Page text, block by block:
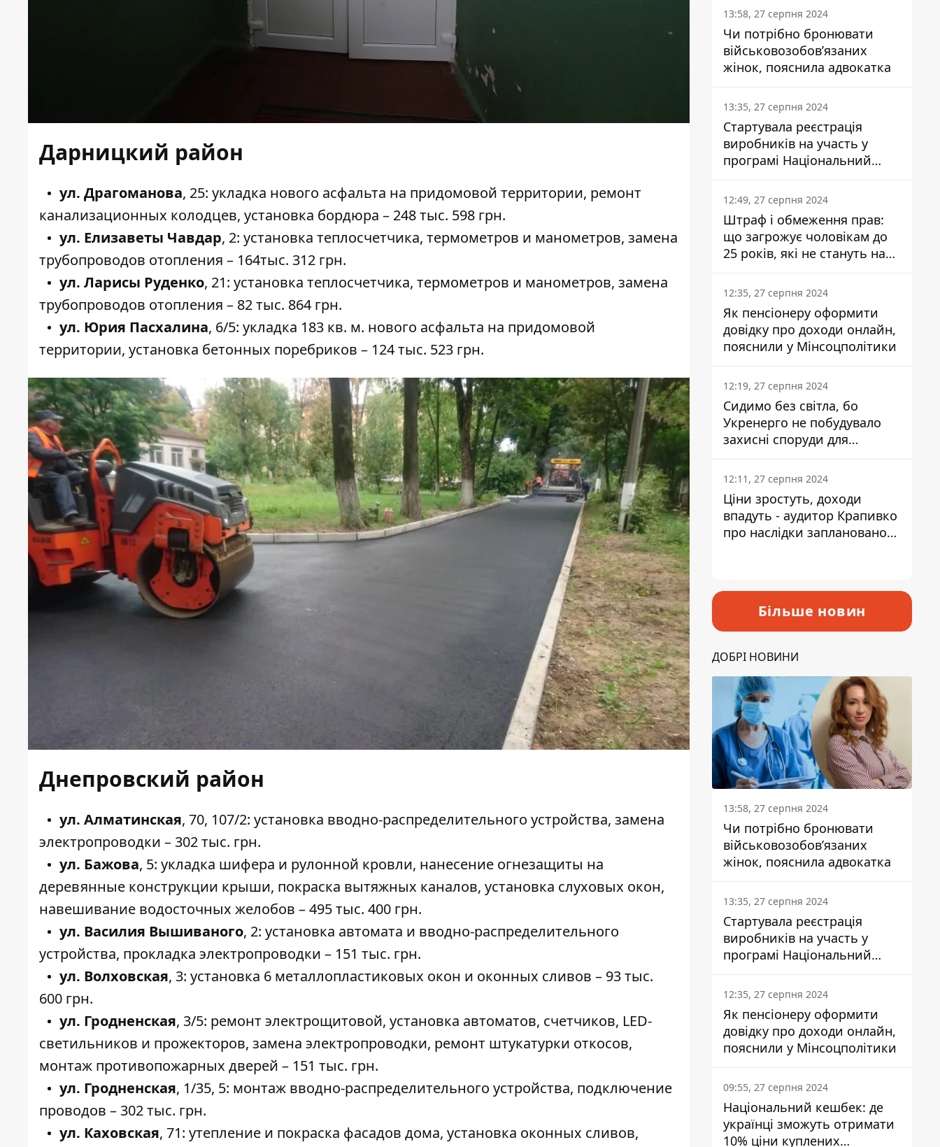
Дарницкий район
ул. Драгоманова, 25: укладка нового асфальта на придомовой территории, ремонт
канализационных колодцев, установка бордюра – 248 тыс. 598 грн.
ул. Елизаветы Чавдар, 2: установка теплосчетчика, термометров и манометров, замена
трубопроводов отопления – 164тыс. 312 грн.
ул. Ларисы Руденко, 21: установка теплосчетчика, термометров и манометров, замена
трубопроводов отопления – 82 тыс. 864 грн.
ул. Юрия Пасхалина, 6/5: укладка 183 кв. м. нового асфальта на придомовой
территории, установка бетонных поребриков – 124 тыс. 523 грн.
Днепровский район
ул. Алматинская, 70, 107/2: установка вводно-распределительного устройства, замена
электропроводки – 302 тыс. грн.
ул. Бажова, 5: укладка шифера и рулонной кровли, нанесение огнезащиты на
деревянные конструкции крыши, покраска вытяжных каналов, установка слуховых окон,
навешивание водосточных желобов – 495 тыс. 400 грн.
ул. Василия Вышиваного, 2: установка автомата и вводно-распределительного
устройства, прокладка электропроводки – 151 тыс. грн.
ул. Волховская, 3: установка 6 металлопластиковых окон и оконных сливов – 93 тыс.
600 грн.
ул. Гродненская, 3/5: ремонт электрощитовой, установка автоматов, счетчиков, LED-
светильников и прожекторов, замена электропроводки, ремонт штукатурки откосов,
монтаж противопожарных дверей – 151 тыс. грн.
ул. Гродненская, 1/35, 5: монтаж вводно-распределительного устройства, подключение
проводов – 302 тыс. грн.
ул. Каховская, 71: утепление и покраска фасадов дома, установка оконных сливов,
13:58, 27 серпня 2024
Чи потрібно бронювати
військовозобов’язаних
жінок, пояснила адвокатка
13:35, 27 серпня 2024
Стартувала реєстрація
виробників на участь у
програмі Національний
кешбек: як це зробити
через портал Дія
12:49, 27 серпня 2024
Штраф і обмеження прав:
що загрожує чоловікам до
25 років, які не стануть на
військовий облік
12:35, 27 серпня 2024
Як пенсіонеру оформити
довідку про доходи онлайн,
пояснили у Мінсоцполітики
12:19, 27 серпня 2024
Сидимо без світла, бо
Укренерго не побудувало
захисні споруди для
енергетики - нардеп
Кучеренко
12:11, 27 серпня 2024
Ціни зростуть, доходи
впадуть - аудитор Крапивко
про наслідки запланованого
Більше новин
ДОБРІ НОВИНИ
13:58, 27 серпня 2024
Чи потрібно бронювати
військовозобов’язаних
жінок, пояснила адвокатка
13:35, 27 серпня 2024
Стартувала реєстрація
виробників на участь у
програмі Національний
кешбек: як це зробити
через портал Дія
12:35, 27 серпня 2024
Як пенсіонеру оформити
довідку про доходи онлайн,
пояснили у Мінсоцполітики
09:55, 27 серпня 2024
Національний кешбек: де
українці зможуть отримати
10% ціни куплених